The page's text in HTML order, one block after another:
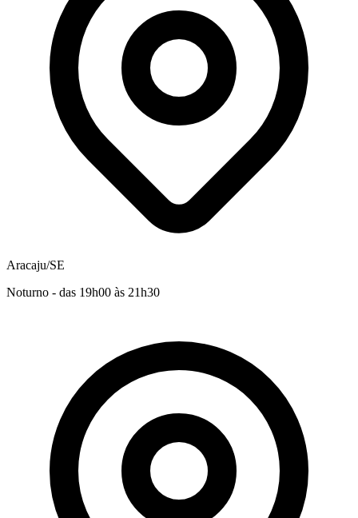
Aracaju/SE
Noturno - das 19h00 às 21h30